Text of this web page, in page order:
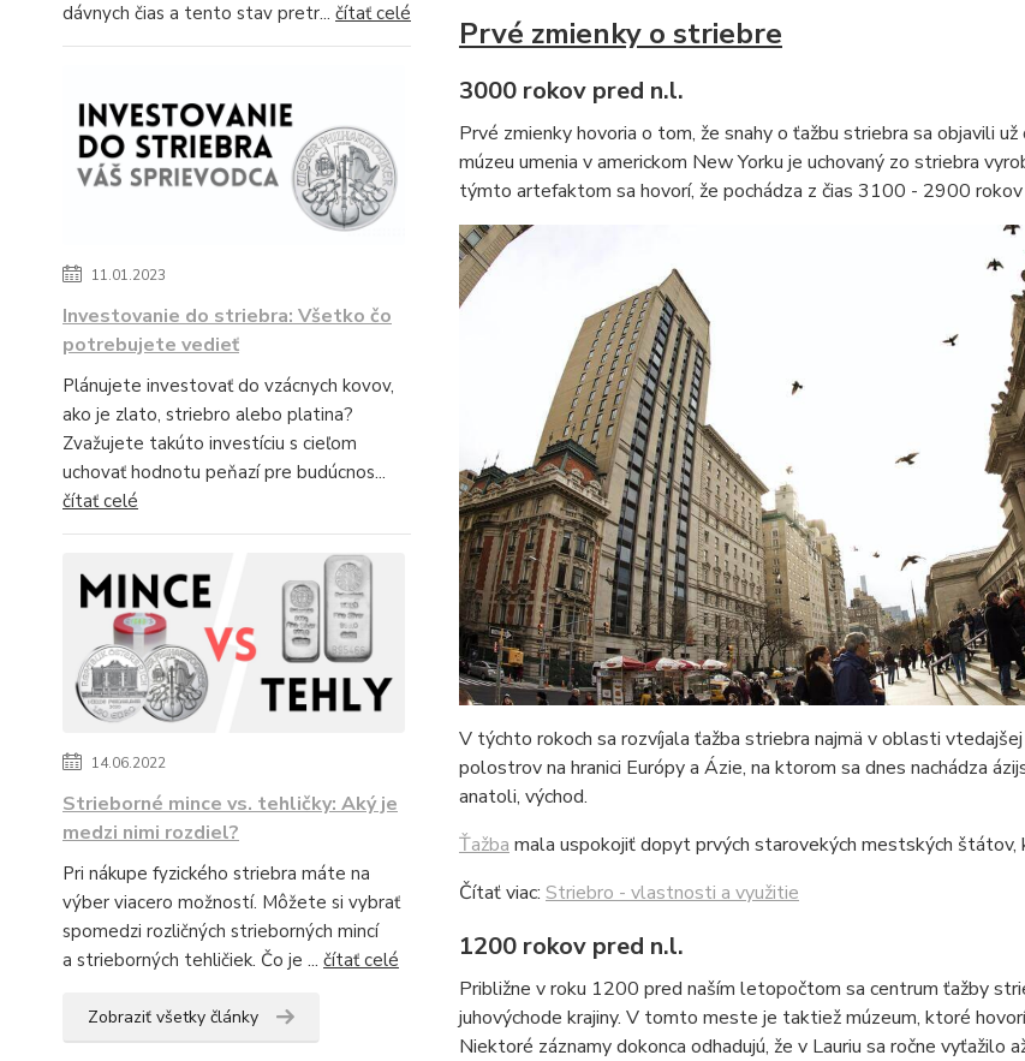
dávnych čias a tento stav pretr... čítať celé
11.01.2023
Investovanie do striebra: Všetko čo
potrebujete vedieť
Plánujete investovať do vzácnych kovov,
ako je zlato, striebro alebo platina?
Zvažujete takúto investíciu s cieľom
uchovať hodnotu peňazí pre budúcnos...
čítať celé
14.06.2022
Strieborné mince vs. tehličky: Aký je
medzi nimi rozdiel?
Pri nákupe fyzického striebra máte na
výber viacero možností. Môžete si vybrať
spomedzi rozličných strieborných mincí
a strieborných tehličiek. Čo je ... čítať celé
Zobraziť všetky články
Prvé zmienky o striebre
3000 rokov pred n.l.
Prvé zmienky hovoria o tom, že snahy o ťažbu striebra sa objavili
múzeu umenia v americkom New Yorku je uchovaný zo striebra
týmto artefaktom sa hovorí, že pochádza z čias 3100 - 2900 rokov
V týchto rokoch sa rozvíjala ťažba striebra najmä v oblasti
polostrov na hranici Európy a Ázie, na ktorom sa dnes nachádza
anatoli, východ.
Ťažba mala uspokojiť dopyt prvých starovekých mestských
Čítať viac: Striebro - vlastnosti a využitie
1200 rokov pred n.l.
Približne v roku 1200 pred naším letopočtom sa centrum ťažby
juhovýchode krajiny. V tomto meste je taktiež múzeum, ktoré
Niektoré záznamy dokonca odhadujú, že v Lauriu sa ročne vyťažilo